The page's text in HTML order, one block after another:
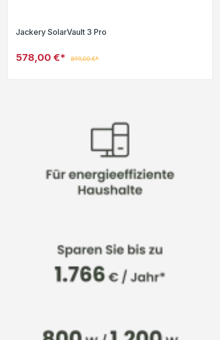
Jackery SolarVault 3 Pro
578,00 €* 899,00 €*